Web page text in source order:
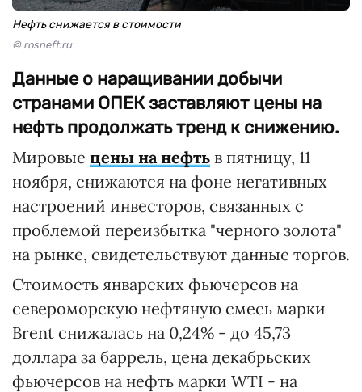
Нефть снижается в стоимости
© rosneft.ru
Данные о наращивании добычи
странами ОПЕК заставляют цены на
нефть продолжать тренд к снижению.
Мировые цены на нефть в пятницу, 11
ноября, снижаются на фоне негативных
настроений инвесторов, связанных с
проблемой переизбытка "черного золота"
на рынке, свидетельствуют данные торгов.
Стоимость январских фьючерсов на
североморскую нефтяную смесь марки
Brent снижалась на 0,24% - до 45,73
доллара за баррель, цена декабрьских
фьючерсов на нефть марки WTI - на